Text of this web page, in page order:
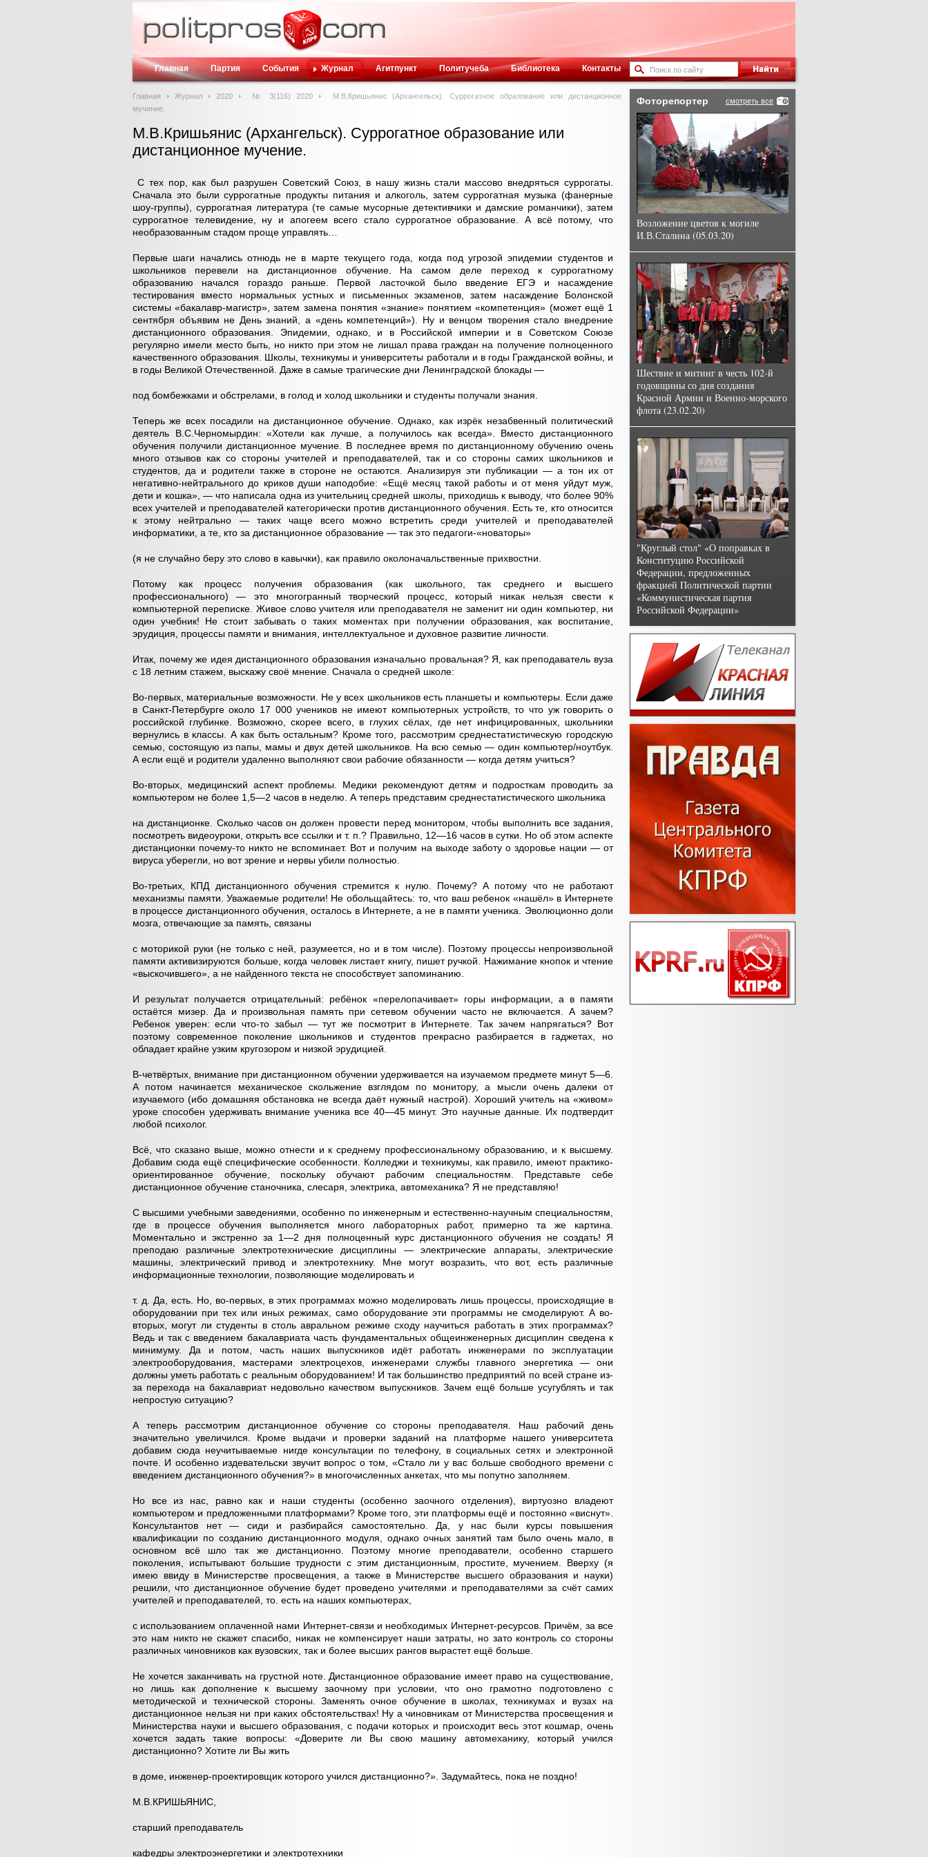
Главная Партия События Журнал Агитпункт Политучеба Библиотека Контакты
Главная Журнал 2020 № 3(116) 2020
М.В.Кришьянис (Архангельск). Суррогатное образование или дистанционное
мучение.
М.В.Кришьянис (Архангельск). Суррогатное образование или
дистанционное мучение.
С тех пор, как был разрушен Советский Союз, в нашу жизнь стали массово внедряться суррогаты.
Сначала это были суррогатные продукты питания и алкоголь, затем суррогатная музыка (фанерные
шоу-группы), суррогатная литература (те самые мусорные детективчики и дамские романчики), затем
суррогатное телевидение, ну и апогеем всего стало суррогатное образование. А всё потому, что
необразованным стадом проще управлять…
Первые шаги начались отнюдь не в марте текущего года, когда под угрозой эпидемии студентов и
школьников перевели на дистанционное обучение. На самом деле переход к суррогатному
образованию начался гораздо раньше. Первой ласточкой было введение ЕГЭ и насаждение
тестирования вместо нормальных устных и письменных экзаменов, затем насаждение Болонской
системы «бакалавр-магистр», затем замена понятия «знание» понятием «компетенция» (может ещё 1
сентября объявим не День знаний, а «день компетенций»). Ну и венцом творения стало внедрение
дистанционного образования. Эпидемии, однако, и в Российской империи и в Советском Союзе
регулярно имели место быть, но никто при этом не лишал права граждан на получение полноценного
качественного образования. Школы, техникумы и университеты работали и в годы Гражданской войны, и
в годы Великой Отечественной. Даже в самые трагические дни Ленинградской блокады —
под бомбежками и обстрелами, в голод и холод школьники и студенты получали знания.
Теперь же всех посадили на дистанционное обучение. Однако, как изрёк незабвенный политический
деятель В.С.Черномырдин: «Хотели как лучше, а получилось как всегда». Вместо дистанционного
обучения получили дистанционное мучение. В последнее время по дистанционному обучению очень
много отзывов как со стороны учителей и преподавателей, так и со стороны самих школьников и
студентов, да и родители также в стороне не остаются. Анализируя эти публикации — а тон их от
негативно-нейтрального до криков души наподобие: «Ещё месяц такой работы и от меня уйдут муж,
дети и кошка», — что написала одна из учительниц средней школы, приходишь к выводу, что более 90%
всех учителей и преподавателей категорически против дистанционного обучения. Есть те, кто относится
к этому нейтрально — таких чаще всего можно встретить среди учителей и преподавателей
информатики, а те, кто за дистанционное образование — так это педагоги-«новаторы»
(я не случайно беру это слово в кавычки), как правило околоначальственные прихвостни.
Потому как процесс получения образования (как школьного, так среднего и высшего
профессионального) — это многогранный творческий процесс, который никак нельзя свести к
компьютерной переписке. Живое слово учителя или преподавателя не заменит ни один компьютер, ни
один учебник! Не стоит забывать о таких моментах при получении образования, как воспитание,
эрудиция, процессы памяти и внимания, интеллектуальное и духовное развитие личности.
Итак, почему же идея дистанционного образования изначально провальная? Я, как преподаватель вуза
с 18 летним стажем, выскажу своё мнение. Сначала о средней школе:
Во-первых, материальные возможности. Не у всех школьников есть планшеты и компьютеры. Если даже
в Санкт-Петербурге около 17 000 учеников не имеют компьютерных устройств, то что уж говорить о
российской глубинке. Возможно, скорее всего, в глухих сёлах, где нет инфицированных, школьники
вернулись в классы. А как быть остальным? Кроме того, рассмотрим среднестатистическую городскую
семью, состоящую из папы, мамы и двух детей школьников. На всю семью — один компьютер/ноутбук.
А если ещё и родители удаленно выполняют свои рабочие обязанности — когда детям учиться?
Во-вторых, медицинский аспект проблемы. Медики рекомендуют детям и подросткам проводить за
компьютером не более 1,5—2 часов в неделю. А теперь представим среднестатистического школьника
на дистанционке. Сколько часов он должен провести перед монитором, чтобы выполнить все задания,
посмотреть видеоуроки, открыть все ссылки и т. п.? Правильно, 12—16 часов в сутки. Но об этом аспекте
дистанционки почему-то никто не вспоминает. Вот и получим на выходе заботу о здоровье нации — от
вируса уберегли, но вот зрение и нервы убили полностью.
Во-третьих, КПД дистанционного обучения стремится к нулю. Почему? А потому что не работают
механизмы памяти. Уважаемые родители! Не обольщайтесь: то, что ваш ребенок «нашёл» в Интернете
в процессе дистанционного обучения, осталось в Интернете, а не в памяти ученика. Эволюционно доли
мозга, отвечающие за память, связаны
с моторикой руки (не только с ней, разумеется, но и в том числе). Поэтому процессы непроизвольной
памяти активизируются больше, когда человек листает книгу, пишет ручкой. Нажимание кнопок и чтение
«выскочившего», а не найденного текста не способствует запоминанию.
И результат получается отрицательный: ребёнок «перелопачивает» горы информации, а в памяти
остаётся мизер. Да и произвольная память при сетевом обучении часто не включается. А зачем?
Ребенок уверен: если что-то забыл — тут же посмотрит в Интернете. Так зачем напрягаться? Вот
поэтому современное поколение школьников и студентов прекрасно разбирается в гаджетах, но
обладает крайне узким кругозором и низкой эрудицией.
В-четвёртых, внимание при дистанционном обучении удерживается на изучаемом предмете минут 5—6.
А потом начинается механическое скольжение взглядом по монитору, а мысли очень далеки от
изучаемого (ибо домашняя обстановка не всегда даёт нужный настрой). Хороший учитель на «живом»
уроке способен удерживать внимание ученика все 40—45 минут. Это научные данные. Их подтвердит
любой психолог.
Всё, что сказано выше, можно отнести и к среднему профессиональному образованию, и к высшему.
Добавим сюда ещё специфические особенности. Колледжи и техникумы, как правило, имеют практико-
ориентированное обучение, поскольку обучают рабочим специальностям. Представьте себе
дистанционное обучение станочника, слесаря, электрика, автомеханика? Я не представляю!
С высшими учебными заведениями, особенно по инженерным и естественно-научным специальностям,
где в процессе обучения выполняется много лабораторных работ, примерно та же картина.
Моментально и экстренно за 1—2 дня полноценный курс дистанционного обучения не создать! Я
преподаю различные электротехнические дисциплины — электрические аппараты, электрические
машины, электрический привод и электротехнику. Мне могут возразить, что вот, есть различные
информационные технологии, позволяющие моделировать и
т. д. Да, есть. Но, во-первых, в этих программах можно моделировать лишь процессы, происходящие в
оборудовании при тех или иных режимах, само оборудование эти программы не смоделируют. А во-
вторых, могут ли студенты в столь авральном режиме сходу научиться работать в этих программах?
Ведь и так с введением бакалавриата часть фундаментальных общеинженерных дисциплин сведена к
минимуму. Да и потом, часть наших выпускников идёт работать инженерами по эксплуатации
электрооборудования, мастерами электроцехов, инженерами службы главного энергетика — они
должны уметь работать с реальным оборудованием! И так большинство предприятий по всей стране из-
за перехода на бакалавриат недовольно качеством выпускников. Зачем ещё больше усугублять и так
непростую ситуацию?
А теперь рассмотрим дистанционное обучение со стороны преподавателя. Наш рабочий день
значительно увеличился. Кроме выдачи и проверки заданий на платформе нашего университета
добавим сюда неучитываемые нигде консультации по телефону, в социальных сетях и электронной
почте. И особенно издевательски звучит вопрос о том, «Стало ли у вас больше свободного времени с
введением дистанционного обучения?» в многочисленных анкетах, что мы попутно заполняем.
Но все из нас, равно как и наши студенты (особенно заочного отделения), виртуозно владеют
компьютером и предложенными платформами? Кроме того, эти платформы ещё и постоянно «виснут».
Консультантов нет — сиди и разбирайся самостоятельно. Да, у нас были курсы повышения
квалификации по созданию дистанционного модуля, однако очных занятий там было очень мало, в
основном всё шло так же дистанционно. Поэтому многие преподаватели, особенно старшего
поколения, испытывают большие трудности с этим дистанционным, простите, мучением. Вверху (я
имею ввиду в Министерстве просвещения, а также в Министерстве высшего образования и науки)
решили, что дистанционное обучение будет проведено учителями и преподавателями за счёт самих
учителей и преподавателей, то. есть на наших компьютерах,
с использованием оплаченной нами Интернет-связи и необходимых Интернет-ресурсов. Причём, за все
это нам никто не скажет спасибо, никак не компенсирует наши затраты, но зато контроль со стороны
различных чиновников как вузовских, так и более высших рангов вырастет ещё больше.
Не хочется заканчивать на грустной ноте. Дистанционное образование имеет право на существование,
но лишь как дополнение к высшему заочному при условии, что оно грамотно подготовлено с
методической и технической стороны. Заменять очное обучение в школах, техникумах и вузах на
дистанционное нельзя ни при каких обстоятельствах! Ну а чиновникам от Министерства просвещения и
Министерства науки и высшего образования, с подачи которых и происходит весь этот кошмар, очень
хочется задать такие вопросы: «Доверите ли Вы свою машину автомеханику, который учился
дистанционно? Хотите ли Вы жить
в доме, инженер-проектировщик которого учился дистанционно?». Задумайтесь, пока не поздно!
М.В.КРИШЬЯНИС,
старший преподаватель
кафедры электроэнергетики и электротехники
смотреть все
Фоторепортер
Возложение цветов к могиле
И.В.Сталина (05.03.20)
Шествие и митинг в честь 102-й
годовщины со дня создания
Красной Армии и Военно-морского
флота (23.02.20)
"Круглый стол" «О поправках в
Конституцию Российской
Федерации, предложенных
фракцией Политической партии
«Коммунистическая партия
Российской Федерации»